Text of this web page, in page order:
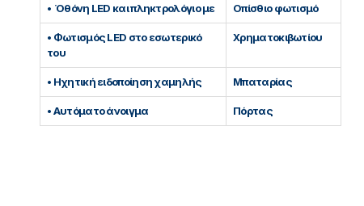
• Όθόνη LED και πληκτρολόγιο με Οπίσθιο φωτισμό
• Φωτισμός LED στο εσωτερικό
του
Χρηματοκιβωτίου
• Ηχητική ειδοποίηση χαμηλής Μπαταρίας
• Αυτόματο άνοιγμα Πόρτας